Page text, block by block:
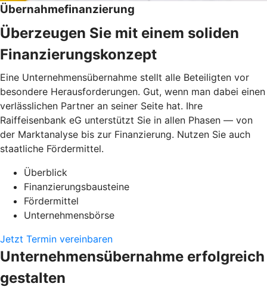
Übernahmefinanzierung
Überzeugen Sie mit einem soliden
Finanzierungskonzept
Eine Unternehmensübernahme stellt alle Beteiligten vor
besondere Herausforderungen. Gut, wenn man dabei einen
verlässlichen Partner an seiner Seite hat. Ihre
Raiffeisenbank eG unterstützt Sie in allen Phasen — von
der Marktanalyse bis zur Finanzierung. Nutzen Sie auch
staatliche Fördermittel.
Überblick
Finanzierungsbausteine
Fördermittel
Unternehmensbörse
Jetzt Termin vereinbaren
Unternehmensübernahme erfolgreich
gestalten